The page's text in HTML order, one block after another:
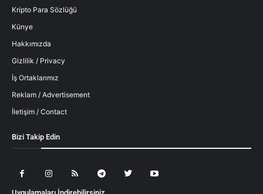
Kripto Para Sözlüğü
Künye
Hakkımızda
Gizlilik / Privacy
İş Ortaklarımız
Reklam / Advertisement
İletişim / Contact
Bizi Takip Edin